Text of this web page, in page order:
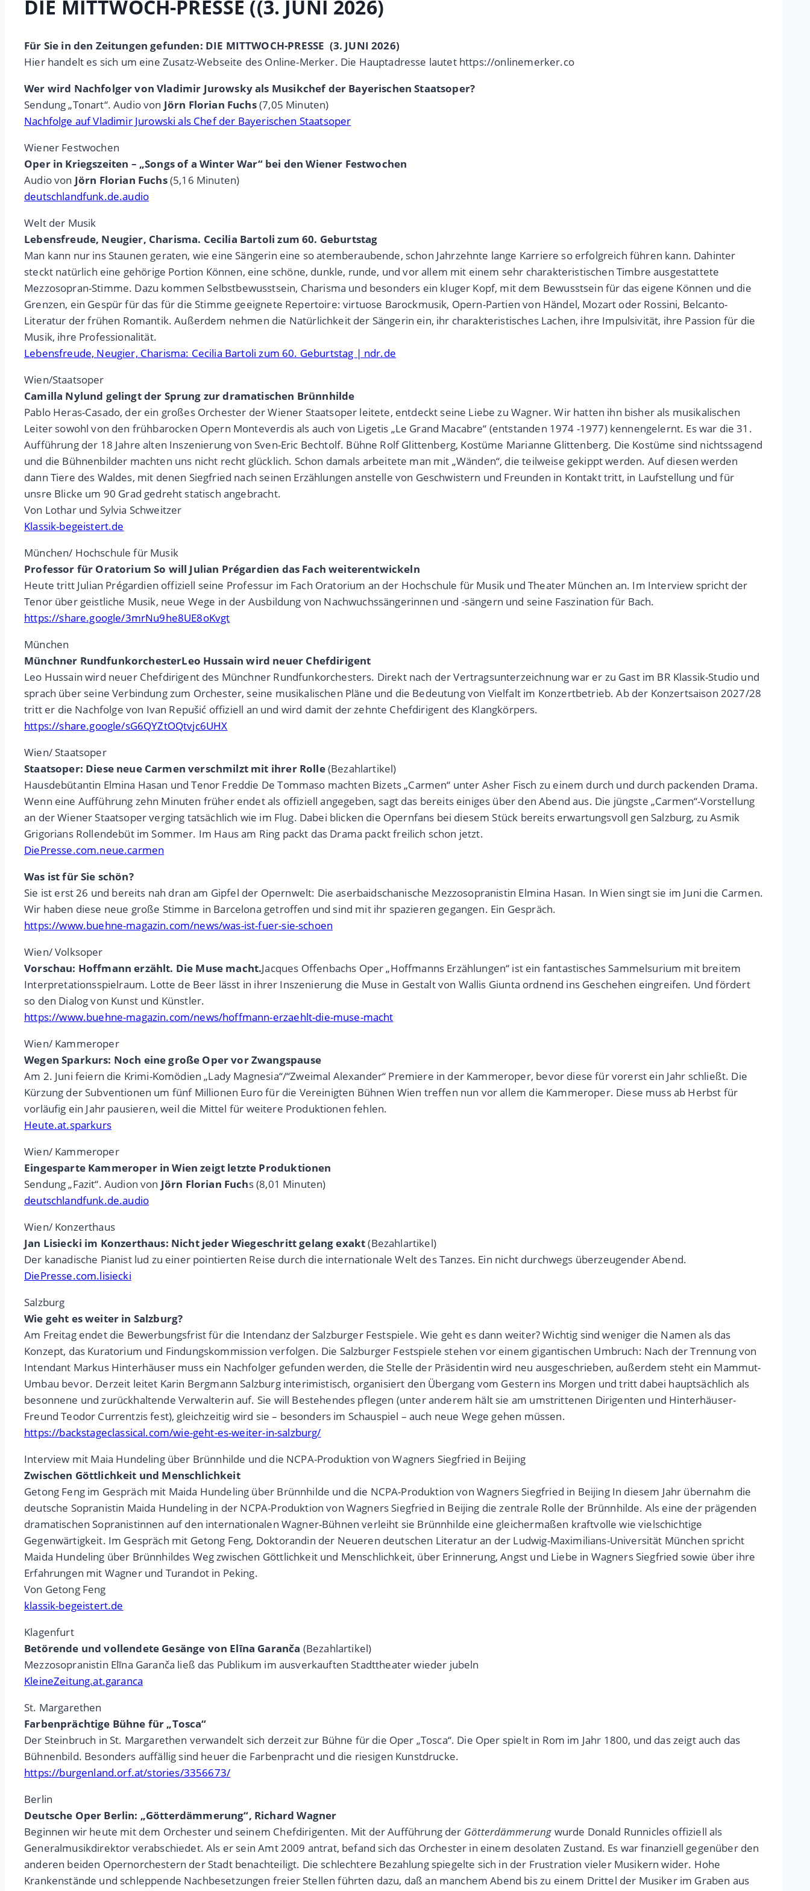
DIE MITTWOCH-PRESSE ((3. JUNI 2026)
Für Sie in den Zeitungen gefunden: DIE MITTWOCH-PRESSE (3. JUNI 2026)
Hier handelt es sich um eine Zusatz-Webseite des Online-Merker. Die Hauptadresse lautet https://onlinemerker.co
Wer wird Nachfolger von Vladimir Jurowsky als Musikchef der Bayerischen Staatsoper?
Sendung „Tonart“. Audio von Jörn Florian Fuchs(7,05 Minuten)
Nachfolge auf Vladimir Jurowski als Chef der Bayerischen Staatsoper
Wiener Festwochen
Oper in Kriegszeiten – „Songs of a Winter War“ bei den Wiener Festwochen
Audio von Jörn Florian Fuchs(5,16 Minuten)
deutschlandfunk.de.audio
Welt der Musik
Lebensfreude, Neugier, Charisma. Cecilia Bartoli zum 60. Geburtstag
Man kann nur ins Staunen geraten, wie eine Sängerin eine so atemberaubende, schon Jahrzehnte lange Karriere so erfolgreich führen kann. Dahinter
steckt natürlich eine gehörige Portion Können, eine schöne, dunkle, runde, und vor allem mit einem sehr charakteristischen Timbre ausgestattete
Mezzosopran-Stimme. Dazu kommen Selbstbewusstsein, Charisma und besonders ein kluger Kopf, mit dem Bewusstsein für das eigene Können und die
Grenzen, ein Gespür für das für die Stimme geeignete Repertoire: virtuose Barockmusik, Opern-Partien von Händel, Mozart oder Rossini, Belcanto-
Literatur der frühen Romantik. Außerdem nehmen die Natürlichkeit der Sängerin ein, ihr charakteristisches Lachen, ihre Impulsivität, ihre Passion für die
Musik, ihre Professionalität.
Lebensfreude, Neugier, Charisma: Cecilia Bartoli zum 60. Geburtstag | ndr.de
Wien/Staatsoper
Camilla Nylund gelingt der Sprung zur dramatischen Brünnhilde
Pablo Heras-Casado, der ein großes Orchester der Wiener Staatsoper leitete, entdeckt seine Liebe zu Wagner. Wir hatten ihn bisher als musikalischen
Leiter sowohl von den frühbarocken Opern Monteverdis als auch von Ligetis „Le Grand Macabre“ (entstanden 1974 -1977) kennengelernt. Es war die 31.
Aufführung der 18 Jahre alten Inszenierung von Sven-Eric Bechtolf. Bühne Rolf Glittenberg, Kostüme Marianne Glittenberg. Die Kostüme sind nichtssagend
und die Bühnenbilder machten uns nicht recht glücklich. Schon damals arbeitete man mit „Wänden“, die teilweise gekippt werden. Auf diesen werden
dann Tiere des Waldes, mit denen Siegfried nach seinen Erzählungen anstelle von Geschwistern und Freunden in Kontakt tritt, in Laufstellung und für
unsre Blicke um 90 Grad gedreht statisch angebracht.
Von Lothar und Sylvia Schweitzer
Klassik-begeistert.de
München/ Hochschule für Musik
Professor für Oratorium So will Julian Prégardien das Fach weiterentwickeln
Heute tritt Julian Prégardien offiziell seine Professur im Fach Oratorium an der Hochschule für Musik und Theater München an. Im Interview spricht der
Tenor über geistliche Musik, neue Wege in der Ausbildung von Nachwuchssängerinnen und -sängern und seine Faszination für Bach.
https://share.google/3mrNu9he8UE8oKvgt
München
Münchner RundfunkorchesterLeo Hussain wird neuer Chefdirigent
Leo Hussain wird neuer Chefdirigent des Münchner Rundfunkorchesters. Direkt nach der Vertragsunterzeichnung war er zu Gast im BR Klassik-Studio und
sprach über seine Verbindung zum Orchester, seine musikalischen Pläne und die Bedeutung von Vielfalt im Konzertbetrieb. Ab der Konzertsaison 2027/28
tritt er die Nachfolge von Ivan Repušić offiziell an und wird damit der zehnte Chefdirigent des Klangkörpers.
https://share.google/sG6QYZtOQtvjc6UHX
Wien/ Staatsoper
Staatsoper: Diese neue Carmen verschmilzt mit ihrer Rolle(Bezahlartikel)
Hausdebütantin Elmina Hasan und Tenor Freddie De Tommaso machten Bizets „Carmen“ unter Asher Fisch zu einem durch und durch packenden Drama.
Wenn eine Aufführung zehn Minuten früher endet als offiziell angegeben, sagt das bereits einiges über den Abend aus. Die jüngste „Carmen“-Vorstellung
an der Wiener Staatsoper verging tatsächlich wie im Flug. Dabei blicken die Opernfans bei diesem Stück bereits erwartungsvoll gen Salzburg, zu Asmik
Grigorians Rollendebüt im Sommer. Im Haus am Ring packt das Drama packt freilich schon jetzt.
DiePresse.com.neue.carmen
Was ist für Sie schön?
Sie ist erst 26 und bereits nah dran am Gipfel der Opernwelt: Die aserbaidschanische Mezzosopranistin Elmina Hasan. In Wien singt sie im Juni die Carmen.
Wir haben diese neue große Stimme in Barcelona getroffen und sind mit ihr spazieren gegangen. Ein Gespräch.
https://www.buehne-magazin.com/news/was-ist-fuer-sie-schoen
Wien/ Volksoper
Vorschau: Hoffmann erzählt. Die Muse macht.Jacques Offenbachs Oper „Hoffmanns Erzählungen“ ist ein fantastisches Sammelsurium mit breitem
Interpretationsspielraum. Lotte de Beer lässt in ihrer Inszenierung die Muse in Gestalt von Wallis Giunta ordnend ins Geschehen eingreifen. Und fördert
so den Dialog von Kunst und Künstler.
https://www.buehne-magazin.com/news/hoffmann-erzaehlt-die-muse-macht
Wien/ Kammeroper
Wegen Sparkurs: Noch eine große Oper vor Zwangspause
Am 2. Juni feiern die Krimi-Komödien „Lady Magnesia“/“Zweimal Alexander“ Premiere in der Kammeroper, bevor diese für vorerst ein Jahr schließt. Die
Kürzung der Subventionen um fünf Millionen Euro für die Vereinigten Bühnen Wien treffen nun vor allem die Kammeroper. Diese muss ab Herbst für
vorläufig ein Jahr pausieren, weil die Mittel für weitere Produktionen fehlen.
Heute.at.sparkurs
Wien/ Kammeroper
Eingesparte Kammeroper in Wien zeigt letzte Produktionen
Sendung „Fazit“. Audion von Jörn Florian Fuchs (8,01 Minuten)
deutschlandfunk.de.audio
Wien/ Konzerthaus
Jan Lisiecki im Konzerthaus: Nicht jeder Wiegeschritt gelang exakt(Bezahlartikel)
Der kanadische Pianist lud zu einer pointierten Reise durch die internationale Welt des Tanzes. Ein nicht durchwegs überzeugender Abend.
DiePresse.com.lisiecki
Salzburg
Wie geht es weiter in Salzburg?
Am Freitag endet die Bewerbungsfrist für die Intendanz der Salzburger Festspiele. Wie geht es dann weiter? Wichtig sind weniger die Namen als das
Konzept, das Kuratorium und Findungskommission verfolgen. Die Salzburger Festspiele stehen vor einem gigantischen Umbruch: Nach der Trennung von
Intendant Markus Hinterhäuser muss ein Nachfolger gefunden werden, die Stelle der Präsidentin wird neu ausgeschrieben, außerdem steht ein Mammut-
Umbau bevor. Derzeit leitet Karin Bergmann Salzburg interimistisch, organisiert den Übergang vom Gestern ins Morgen und tritt dabei hauptsächlich als
besonnene und zurückhaltende Verwalterin auf. Sie will Bestehendes pflegen (unter anderem hält sie am umstrittenen Dirigenten und Hinterhäuser-
Freund Teodor Currentzis fest), gleichzeitig wird sie – besonders im Schauspiel – auch neue Wege gehen müssen.
https://backstageclassical.com/wie-geht-es-weiter-in-salzburg/
Interview mit Maia Hundeling über Brünnhilde und die NCPA-Produktion von Wagners Siegfried in Beijing
Zwischen Göttlichkeit und Menschlichkeit
Getong Feng im Gespräch mit Maida Hundeling über Brünnhilde und die NCPA-Produktion von Wagners Siegfried in Beijing In diesem Jahr übernahm die
deutsche Sopranistin Maida Hundeling in der NCPA-Produktion von Wagners Siegfried in Beijing die zentrale Rolle der Brünnhilde. Als eine der prägenden
dramatischen Sopranistinnen auf den internationalen Wagner-Bühnen verleiht sie Brünnhilde eine gleichermaßen kraftvolle wie vielschichtige
Gegenwärtigkeit. Im Gespräch mit Getong Feng, Doktorandin der Neueren deutschen Literatur an der Ludwig-Maximilians-Universität München spricht
Maida Hundeling über Brünnhildes Weg zwischen Göttlichkeit und Menschlichkeit, über Erinnerung, Angst und Liebe in Wagners Siegfried sowie über ihre
Erfahrungen mit Wagner und Turandot in Peking.
Von Getong Feng
klassik-begeistert.de
Klagenfurt
Betörende und vollendete Gesänge von Elīna Garanča (Bezahlartikel)
Mezzosopranistin Elīna Garanča ließ das Publikum im ausverkauften Stadttheater wieder jubeln
KleineZeitung.at.garanca
St. Margarethen
Farbenprächtige Bühne für „Tosca“
Der Steinbruch in St. Margarethen verwandelt sich derzeit zur Bühne für die Oper „Tosca“. Die Oper spielt in Rom im Jahr 1800, und das zeigt auch das
Bühnenbild. Besonders auffällig sind heuer die Farbenpracht und die riesigen Kunstdrucke.
https://burgenland.orf.at/stories/3356673/
Berlin
Deutsche Oper Berlin: „Götterdämmerung“, Richard Wagner
Beginnen wir heute mit dem Orchester und seinem Chefdirigenten. Mit der Aufführung der Götterdämmerung wurde Donald Runnicles offiziell als
Generalmusikdirektor verabschiedet. Als er sein Amt 2009 antrat, befand sich das Orchester in einem desolaten Zustand. Es war finanziell gegenüber den
anderen beiden Opernorchestern der Stadt benachteiligt. Die schlechtere Bezahlung spiegelte sich in der Frustration vieler Musikern wider. Hohe
Krankenstände und schleppende Nachbesetzungen freier Stellen führten dazu, daß an manchem Abend bis zu einem Drittel der Musiker im Graben aus